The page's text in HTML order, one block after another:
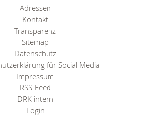
Adressen
Kontakt
Transparenz
Sitemap
Datenschutz
für Social Media
Impressum
RSS-Feed
DRK intern
Login